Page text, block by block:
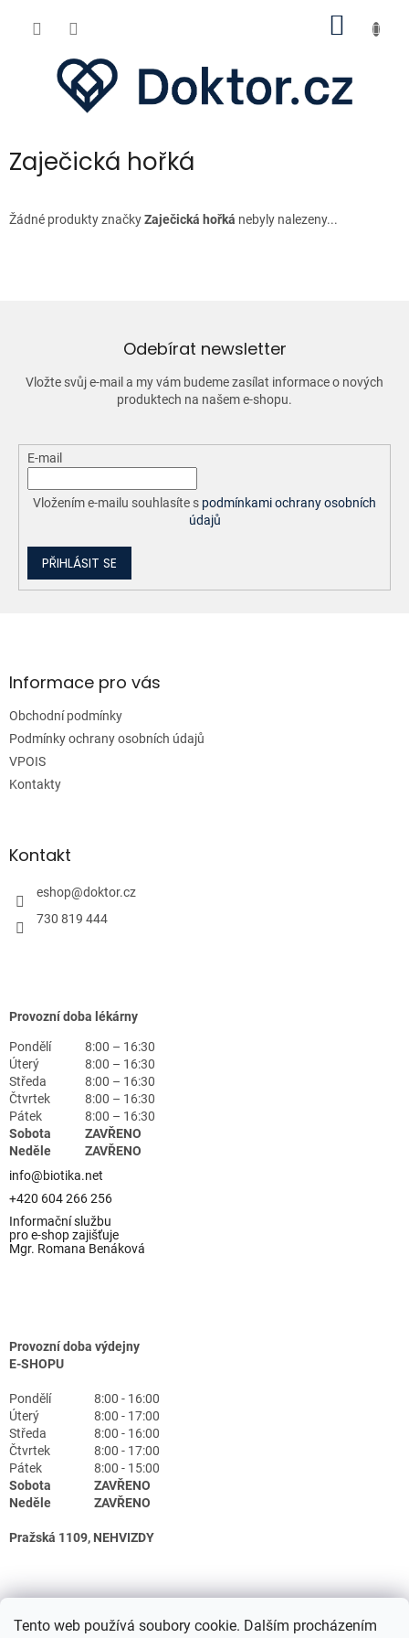
Tento web používá soubory cookie. Dalším procházením
Zaječická hořká
Žádné produkty značkyZaječická hořká nebyly nalezeny...
Odebírat newsletter
Vložte svůj e-mail a my vám budeme zasílat informace o nových
produktech na našem e-shopu.
E-mail
Vložením e-mailu souhlasíte s podmínkami ochrany osobních
údajů
PŘIHLÁSIT SE
aInformace pro vás
Obchodní podmínky
Podmínky ochrany osobních údajů
VPOIS
Kontakty
Kontakt
eshop@doktor.cz
730 819 444
Provozní doba lékárny
Pondělí
8:00 – 16:30
Úterý
8:00 – 16:30
Středa
8:00 – 16:30
Čtvrtek
8:00 – 16:30
Pátek
8:00 – 16:30
Sobota
ZAVŘENO
Neděle
ZAVŘENO
info@biotika.net
+420 604 266 256
Informační službu
pro e-shop zajišťuje
Mgr. Romana Benáková
Provozní doba výdejny
E-SHOPU
Pondělí
8:00 - 16:00
Úterý
8:00 - 17:00
Středa
8:00 - 16:00
Čtvrtek
8:00 - 17:00
Pátek
8:00 - 15:00
Sobota
ZAVŘENO
Neděle
ZAVŘENO
Pražská 1109, NEHVIZDY